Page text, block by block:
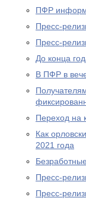
ПФР
Пресс-
Пресс-
До конца
В ПФР в
Переход на
Как
2021 года
Пресс-
Пресс-